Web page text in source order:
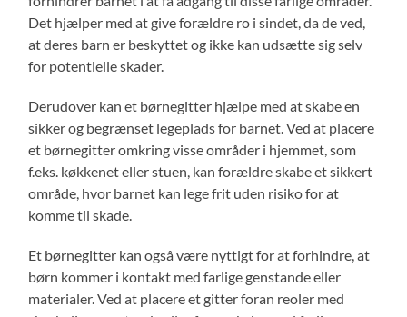
Det hjælper med at give forældre ro i sindet, da de ved,
at deres barn er beskyttet og ikke kan udsætte sig selv
for potentielle skader.
Derudover kan et børnegitter hjælpe med at skabe en
sikker og begrænset legeplads for barnet. Ved at placere
et børnegitter omkring visse områder i hjemmet, som
f.eks. køkkenet eller stuen, kan forældre skabe et sikkert
område, hvor barnet kan lege frit uden risiko for at
komme til skade.
Et børnegitter kan også være nyttigt for at forhindre, at
børn kommer i kontakt med farlige genstande eller
materialer. Ved at placere et gitter foran reoler med